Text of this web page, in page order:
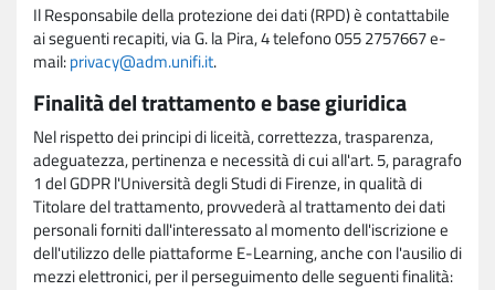
Il Responsabile della protezione dei dati (RPD) è contattabile
ai seguenti recapiti, via G. la Pira, 4 telefono 055 2757667 e-
mail:privacy@adm.unifi.it.
Finalità del trattamento e base giuridica
Nel rispetto dei principi di liceità, correttezza, trasparenza,
adeguatezza, pertinenza e necessità di cui all'art. 5, paragrafo
1 del GDPR l'Università degli Studi di Firenze, in qualità di
Titolare del trattamento, provvederà al trattamento dei dati
personali forniti dall'interessato al momento dell'iscrizione e
dell'utilizzo delle piattaforme E-Learning, anche con l'ausilio di
mezzi elettronici, per il perseguimento delle seguenti finalità: